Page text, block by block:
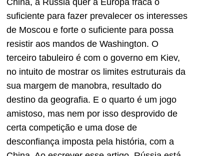
China, a Rússia quer a Europa fraca o
suficiente para fazer prevalecer os interesses
de Moscou e forte o suficiente para possa
resistir aos mandos de Washington. O
terceiro tabuleiro é com o governo em Kiev,
no intuito de mostrar os limites estruturais da
sua margem de manobra, resultado do
destino da geografia. E o quarto é um jogo
amistoso, mas nem por isso desprovido de
certa competição e uma dose de
desconfiança imposta pela história, com a